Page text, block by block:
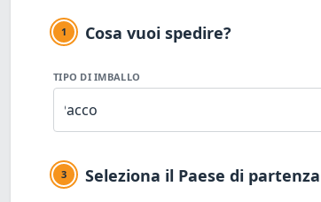
1 Cosa vuoi spedire?
TIPO DI IMBALLO
3 Seleziona il Paese di